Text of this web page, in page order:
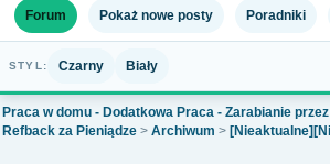
Forum Pokaż nowe posty Poradniki
STYL: Czarny Biały
Praca w domu - Dodatkowa Praca - Zarabianie
Refback za Pieniądze > Archiwum >